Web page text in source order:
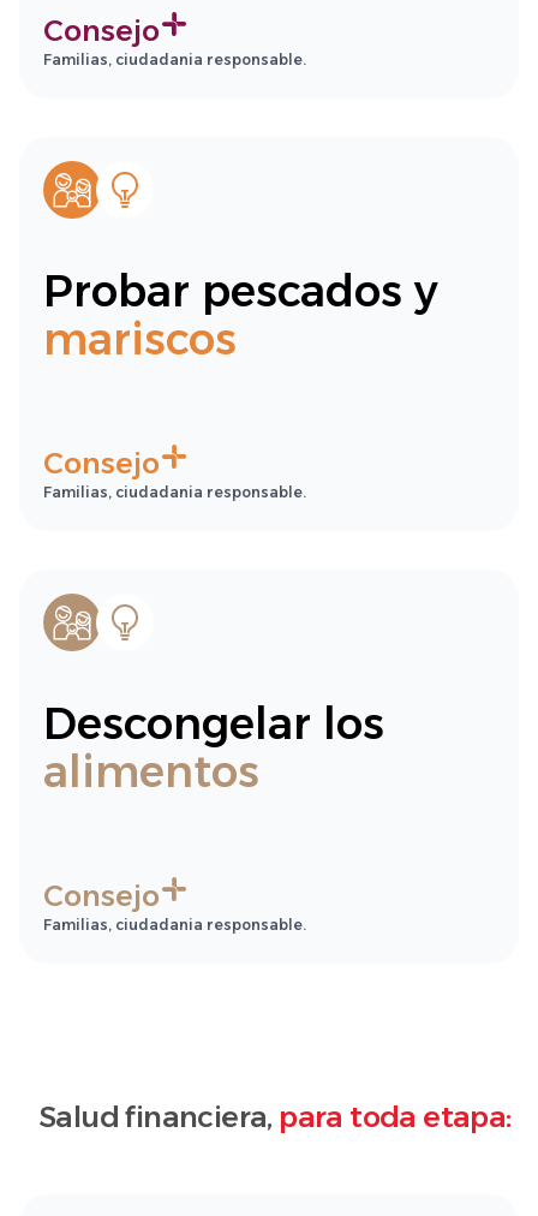
Consejo
Familias, ciudadania responsable.
Probar pescados y
mariscos
Consejo
Familias, ciudadania responsable.
Descongelar los
alimentos
Consejo
Familias, ciudadania responsable.
Salud financiera, para toda etapa: